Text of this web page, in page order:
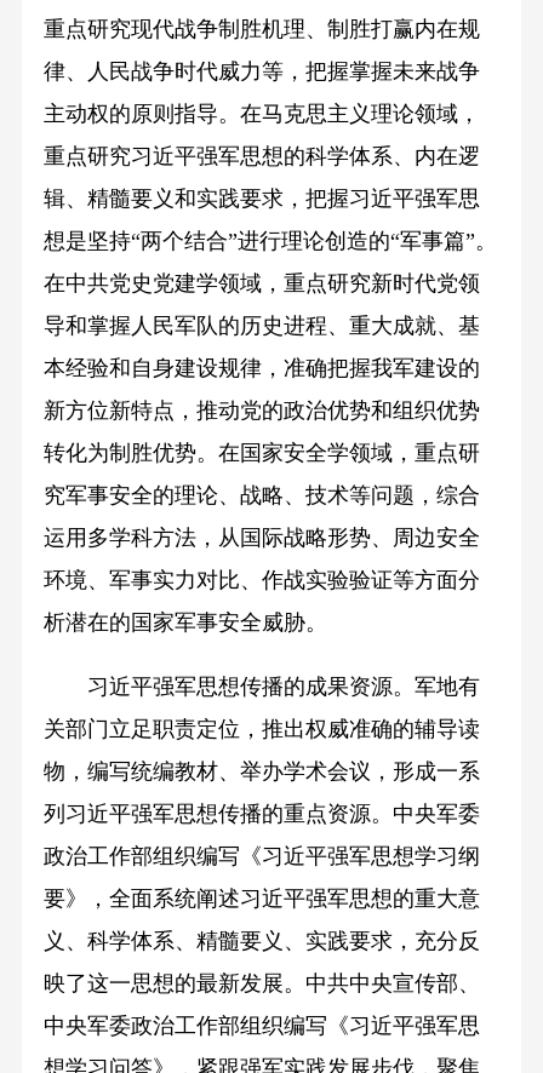
重点研究现代战争制胜机理、制胜打赢内在规
律、人民战争时代威力等，把握掌握未来战争
主动权的原则指导。在马克思主义理论领域，
重点研究习近平强军思想的科学体系、内在逻
辑、精髓要义和实践要求，把握习近平强军思
想是坚持“两个结合”进行理论创造的“军事篇”。
在中共党史党建学领域，重点研究新时代党领
导和掌握人民军队的历史进程、重大成就、基
本经验和自身建设规律，准确把握我军建设的
新方位新特点，推动党的政治优势和组织优势
转化为制胜优势。在国家安全学领域，重点研
究军事安全的理论、战略、技术等问题，综合
运用多学科方法，从国际战略形势、周边安全
环境、军事实力对比、作战实验验证等方面分
析潜在的国家军事安全威胁。
习近平强军思想传播的成果资源。军地有
关部门立足职责定位，推出权威准确的辅导读
物，编写统编教材、举办学术会议，形成一系
列习近平强军思想传播的重点资源。中央军委
政治工作部组织编写《习近平强军思想学习纲
要》，全面系统阐述习近平强军思想的重大意
义、科学体系、精髓要义、实践要求，充分反
映了这一思想的最新发展。中共中央宣传部、
中央军委政治工作部组织编写《习近平强军思
想学习问答》，紧跟强军实践发展步伐，聚焦